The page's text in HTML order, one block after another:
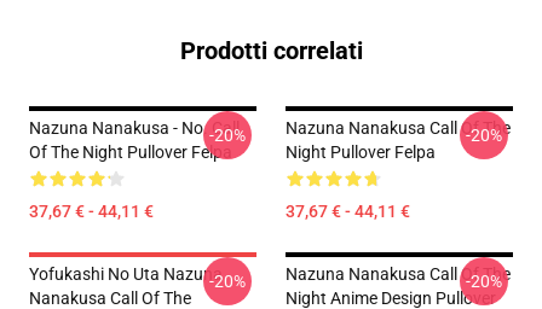
Prodotti correlati
Nazuna Nanakusa - No. Call
Of The Night Pullover Felpa
37,67 € - 44,11 €
-20%
Nazuna Nanakusa Call Of The
Night Pullover Felpa
37,67 € - 44,11 €
-20%
Yofukashi No Uta Nazuna
Nanakusa Call Of The
-20%
Nazuna Nanakusa Call Of The
Night Anime Design Pullover
-20%